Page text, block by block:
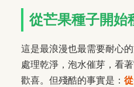
從芒果種子開始
這是最浪漫也最需要耐心
處理乾淨，泡水催芽，看
歡喜。但殘酷的事實是：